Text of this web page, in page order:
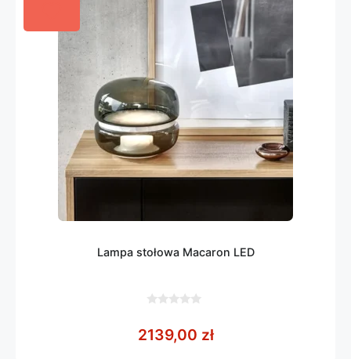
Lampa stołowa Macaron LED
5
2139,00 zł